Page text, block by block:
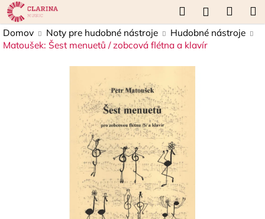
Prejsť
na
obsah
Hľadať
košík
Domov Noty pre hudobné nástroje
Hudobné nástroje
Matoušek: Šest menuetů / zobcová flétna a klavír
K
o
š
Späť
Späť